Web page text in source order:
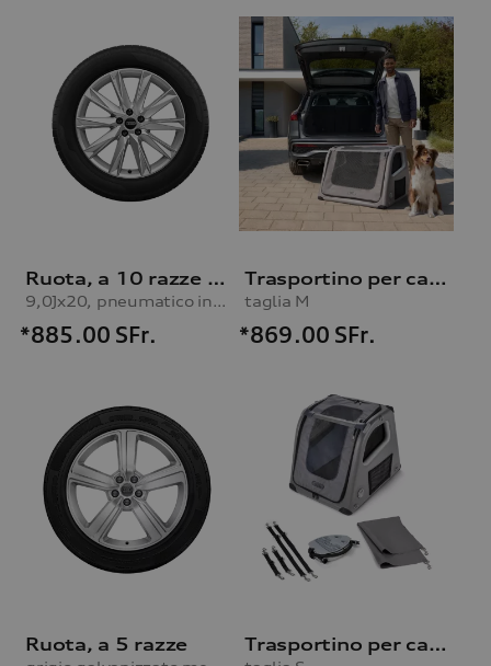
Ruota, a 10 razze Lamina
9,0Jx20, pneumatico invernale 255/50 R20 109H XL
*885.00 SFr.
Trasportino per cani gonfiabile
taglia M
*869.00 SFr.
Ruota, a 5 razze Trasportino per cani gonfiabile